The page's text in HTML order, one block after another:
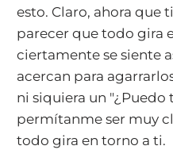
esto. Claro, ahora que
parecer que todo gira
ciertamente se siente
acercan para
ni siquiera un "¿Puedo
permítanme ser muy
todo gira en torno a ti.